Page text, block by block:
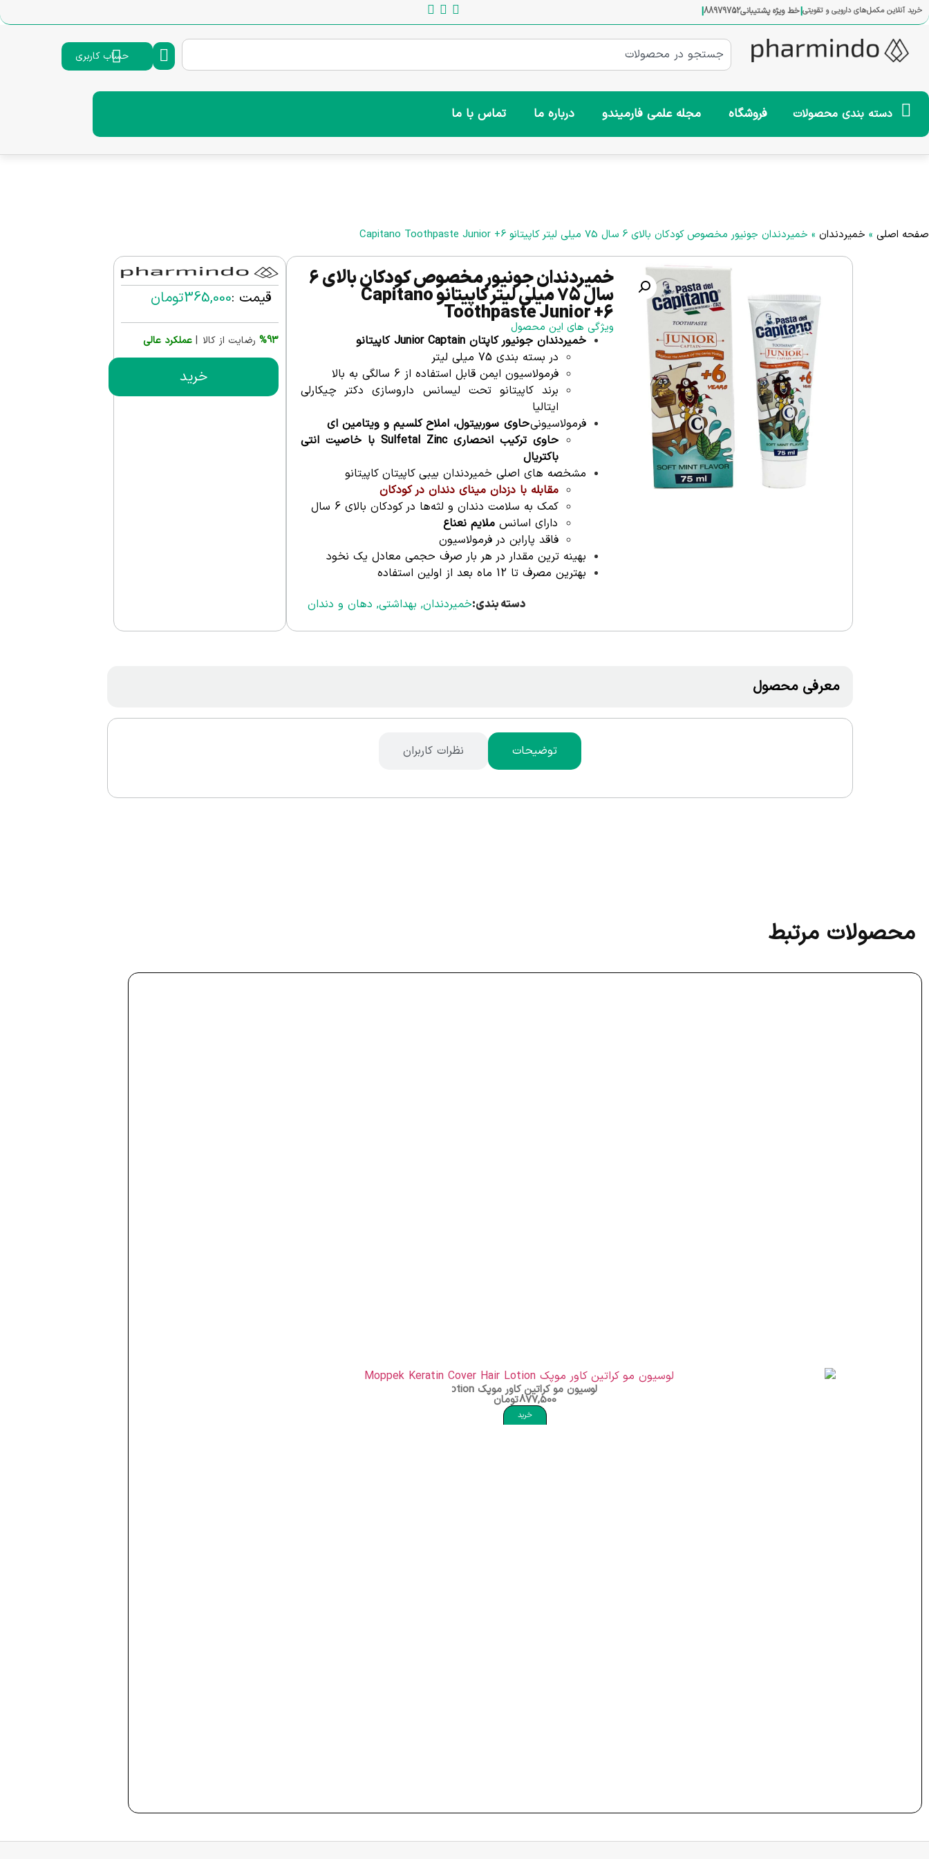
خرید آنلاین مکمل‌های دارویی و تقویتی|خط ویژه پشتیبانی88979752
|
حساب کاربری
دسته بندی محصولات فروشگاه مجله علمی فارمیندو درباره ما تماس با ما
صفحه اصلی » خمیردندان » خمیردندان جونیور مخصوص کودکان بالای 6 سال 75 میلی لیتر کاپیتانو Capitano Toothpaste Junior +6
خمیردندان جونیور مخصوص کودکان بالای 6
سال 75 میلی لیتر کاپیتانو Capitano
Toothpaste Junior +6
ویژگی های این محصول
خمیردندان جونیور کاپتان Junior Captain کاپیتانو
در بسته بندی 75 میلی لیتر
فرمولاسیون ایمن قابل استفاده از 6 سالگی به بالا
برند کاپیتانو تحت لیسانس داروسازی دکتر چیکارلی
ایتالیا
فرمولاسیونیحاوی سوربیتول، املاح کلسیم و ویتامین ای
حاوی ترکیب انحصاری Sulfetal Zinc با خاصیت انتی
باکتریال
مشخصه های اصلی خمیردندان بیبی کاپیتان کاپیتانو
مقابله با دزدان مینای دندان در کودکان
کمک به سلامت دندان و لثه‌ها در کودکان بالای 6 سال
دارای اسانسملایم نعناع
فاقد پارابن در فرمولاسیون
بهینه ترین مقدار در هر بار صرف حجمی معادل یک نخود
بهترین مصرف تا 12 ماه بعد از اولین استفاده
خمیردندان, بهداشتی, دهان و دندان دسته بندی:
قیمت :365,000تومان
%93 رضایت از کالا | عملکرد عالی
خرید
معرفی محصول
توضیحات نظرات کاربران
محصولات مرتبط
لوسیون مو کراتین کاور موپک Moppek Keratin Cover Hair Lotion
877,500تومان
خرید